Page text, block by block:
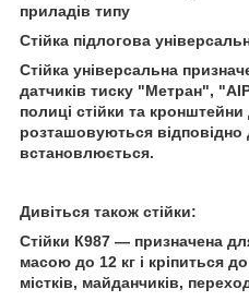
приладів типу
Стійка підлогова
Стійка універсальна
датчиків тиску "Метран",
полиці стійки та
розташовуються
встановлюється.
Дивіться також стійки:
Стійки К987 — призначена
масою до 12 кг і кріпиться
містків, майданчиків,